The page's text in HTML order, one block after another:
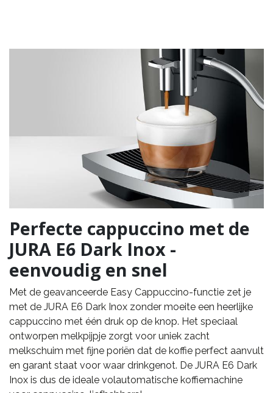
Perfecte cappuccino met de
JURA E6 Dark Inox -
eenvoudig en snel
Met de geavanceerde Easy Cappuccino-functie zet je
met de JURA E6 Dark Inox zonder moeite een heerlijke
cappuccino met één druk op de knop. Het speciaal
ontworpen melkpijpje zorgt voor uniek zacht
melkschuim met fijne poriën dat de koffie perfect aanvult
en garant staat voor waar drinkgenot. De JURA E6 Dark
Inox is dus de ideale volautomatische koffiemachine